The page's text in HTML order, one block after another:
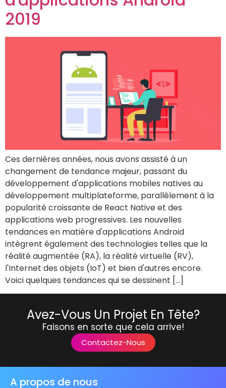
2019
Ces dernières années, nous avons assisté à un
changement de tendance majeur, passant du
développement d'applications mobiles natives au
développement multiplateforme, parallèlement à la
popularité croissante de React Native et des
applications web progressives. Les nouvelles
tendances en matière d'applications Android
intègrent également des technologies telles que la
réalité augmentée (RA), la réalité virtuelle (RV),
l'Internet des objets (IoT) et bien d'autres encore.
Voici quelques tendances qui se dessinent […]
Avez-Vous Un Projet En Tête?
Faisons en sorte que cela arrive!
Contactez-Nous
A propos de nous